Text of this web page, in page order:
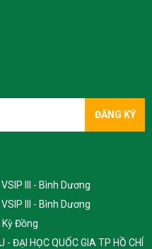
ĐĂNG KÝ
III - Bình Dương
III - Bình Dương
Đồng
- ĐẠI HỌC QUỐC GIA TP HỒ CHÍ